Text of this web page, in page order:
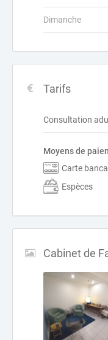
Dimanche
Tarifs
Consultation
Moyens de
Carte
Espèces
Cabinet de